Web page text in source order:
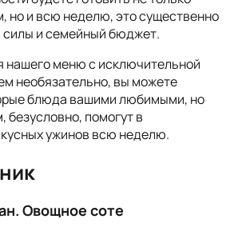
но и всю неделю, это существенно
силы и семейный бюджет.
нашего меню с исключительной
необязательно, вы можете
блюда вашими любимыми, но
безусловно, помогут в
ужинов всю неделю.
Овощное соте